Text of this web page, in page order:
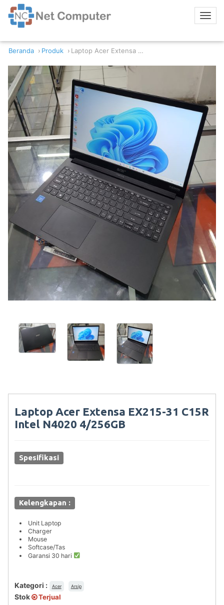
Beranda Produk Laptop Acer Extensa EX215-31 C15R Intel N4020 4/256GB
Laptop Acer Extensa EX215-31 C15R
Intel N4020 4/256GB
Spesifikasi
Kelengkapan :
Unit Laptop
Charger
Mouse
Softcase/Tas
Garansi 30 hari
Kategori : Acer Arsip
Stok Terjual